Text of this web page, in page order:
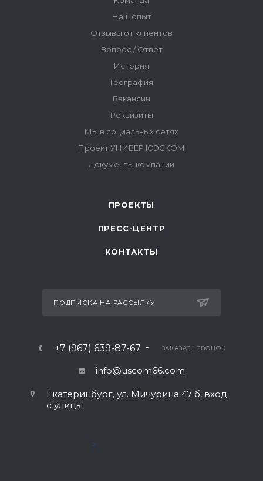
ПРОЕКТЫ
ПРЕСС-ЦЕНТР
КОНТАКТЫ
ПОДПИСКА НА РАССЫЛКУ
+7 (967) 639-87-67 ЗАКАЗАТЬ ЗВОНОК
info@uscom66.com
Екатеринбург, ул. Мичурина 47 б, вход
с улицы
>